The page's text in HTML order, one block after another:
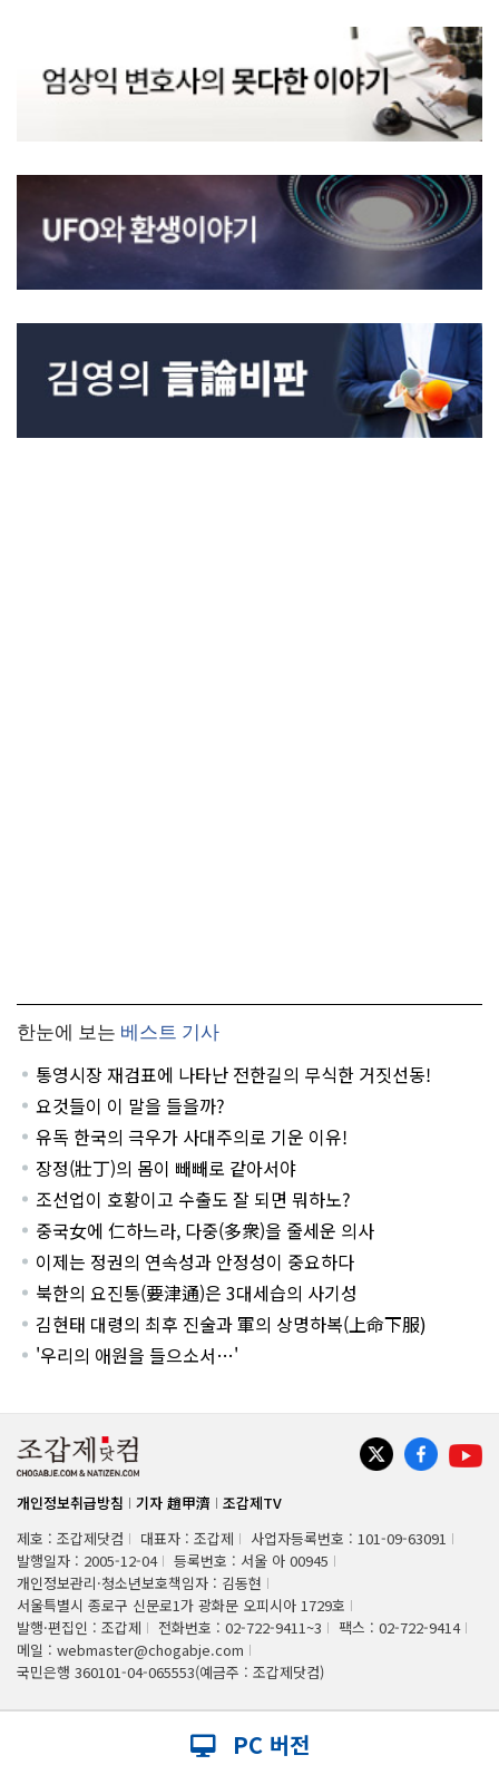
한눈에 보는 베스트 기사
통영시장 재검표에 나타난 전한길의 무식한 거짓선동!
요것들이 이 말을 들을까?
유독 한국의 극우가 사대주의로 기운 이유!
장정(壯丁)의 몸이 빼빼로 같아서야
조선업이 호황이고 수출도 잘 되면 뭐하노?
중국女에 仁하느라, 다중(多衆)을 줄세운 의사
이제는 정권의 연속성과 안정성이 중요하다
북한의 요진통(要津通)은 3대세습의 사기성
김현태 대령의 최후 진술과 軍의 상명하복(上命下服)
'우리의 애원을 들으소서…'
개인정보취급방침 기자 趙甲濟
조갑제TV
제호 : 조갑제닷컴
대표자 : 조갑제
사업자등록번호 : 101-09-63091
발행일자 : 2005-12-04
등록번호 : 서울 아 00945
개인정보관리·청소년보호책임자 : 김동현
서울특별시 종로구 신문로1가 광화문 오피시아 1729호
발행·편집인 : 조갑제
전화번호 : 02-722-9411~3
팩스 : 02-722-9414
메일 : webmaster@chogabje.com
국민은행 360101-04-065553(예금주 : 조갑제닷컴)
PC 버전